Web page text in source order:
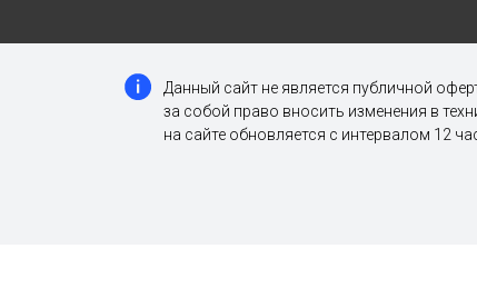
Данный сайт не является публичной
за собой право вносить изменения в
на сайте обновляется с интервалом 12